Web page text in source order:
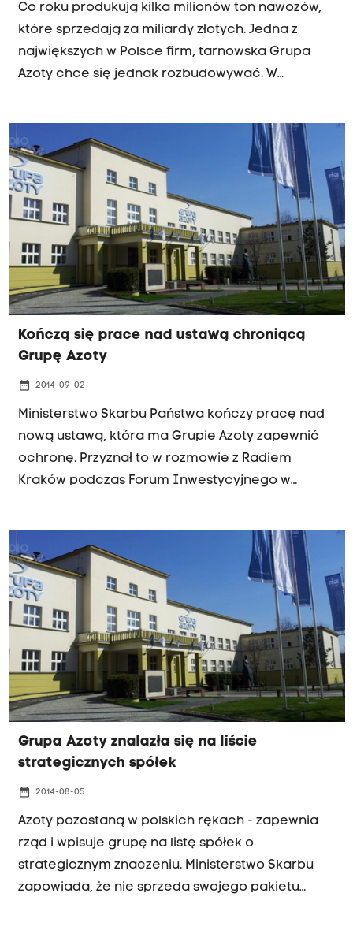
Co roku produkują kilka milionów ton nawozów,
które sprzedają za miliardy złotych. Jedna z
największych w Polsce firm, tarnowska Grupa
Azoty chce się jednak rozbudowywać. W
nawozów. W Radiu Kraków sprawdzamy, jak
wygląda praca w tej firmie "od kuchni". Na halę
produkcyjną nawozów i tworzyw sztucznych
wybrała się nasza reporterka Agnieszka Bednarz.
Kończą się prace nad ustawą chroniącą
Grupę Azoty
date_range 2014-09-02
Ministerstwo Skarbu Państwa kończy pracę nad
nową ustawą, która ma Grupie Azoty zapewnić
ochronę. Przyznał to w rozmowie z Radiem
Kraków podczas Forum Inwestycyjnego w
kontroli, a nawet blokady prób przejęcia
polskich spółek przez zagranicznych inwestorów
spoza Unii Europejskiej.
Grupa Azoty znalazła się na liście
strategicznych spółek
date_range 2014-08-05
Azoty pozostaną w polskich rękach - zapewnia
rząd i wpisuje grupę na listę spółek o
strategicznym znaczeniu. Ministerstwo Skarbu
zapowiada, że nie sprzeda swojego pakietu